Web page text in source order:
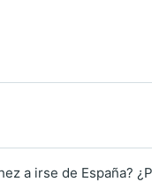
a irse de España?